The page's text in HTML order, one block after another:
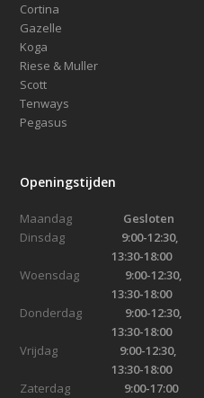
Cortina
Gazelle
Koga
Riese & Muller
Scott
Tenways
Pegasus
Openingstijden
Maandag Gesloten
Dinsdag 9:00-12:30,
13:30-18:00
Woensdag
9:00-12:30,
13:30-18:00
Donderdag 9:00-12:30,
13:30-18:00
Vrijdag 9:00-12:30,
13:30-18:00
Zaterdag 9:00-17:00